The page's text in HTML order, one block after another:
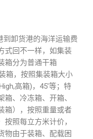
到卸货港的海洋运输费
式回不一样，如集装
箱分为普通干箱
箱，按照集装箱大小
高箱)，45’等；特
、冷冻箱、开箱、
箱），按照重量或者
照每立方米计价，
物由于装箱、配载困